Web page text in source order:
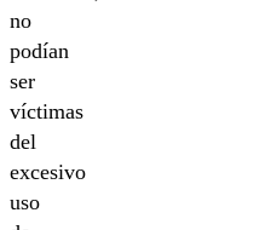
no
podían
ser
víctimas
del
excesivo
uso